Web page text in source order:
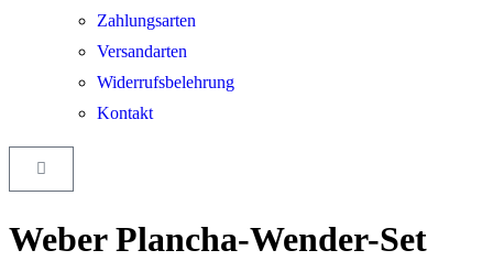
Zahlungsarten
Versandarten
Widerrufsbelehrung
Kontakt
Weber Plancha-Wender-Set